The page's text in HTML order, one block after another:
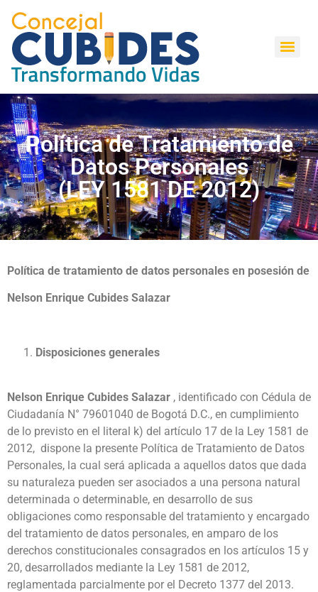
Política de Tratamiento de
Datos Personales
(LEY 1581 DE 2012)
Política de tratamiento de datos personales en posesión de
Nelson Enrique Cubides Salazar
Disposiciones generales
Nelson Enrique Cubides Salazar , identificado con Cédula de
Ciudadanía N° 79601040 de Bogotá D.C., en cumplimiento
de lo previsto en el literal k) del artículo 17 de la Ley 1581 de
2012, dispone la presente Política de Tratamiento de Datos
Personales, la cual será aplicada a aquellos datos que dada
su naturaleza pueden ser asociados a una persona natural
determinada o determinable, en desarrollo de sus
obligaciones como responsable del tratamiento y encargado
del tratamiento de datos personales, en amparo de los
derechos constitucionales consagrados en los artículos 15 y
20, desarrollados mediante la Ley 1581 de 2012,
reglamentada parcialmente por el Decreto 1377 del 2013.